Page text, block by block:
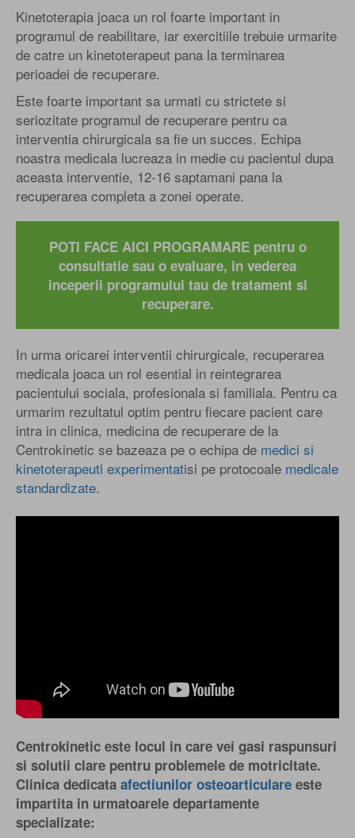
Kinetoterapia joaca un rol foarte important in
programul de reabilitare, iar exercitiile trebuie urmarite
de catre un kinetoterapeut pana la terminarea
perioadei de recuperare.
Este foarte important sa urmati cu strictete si
seriozitate programul de recuperare pentru ca
interventia chirurgicala sa fie un succes. Echipa
noastra medicala lucreaza in medie cu pacientul dupa
aceasta interventie, 12-16 saptamani pana la
recuperarea completa a zonei operate.
POTI FACE AICI PROGRAMARE pentru o
consultatie sau o evaluare, in vederea
inceperii programului tau de tratament si
recuperare.
In urma oricarei interventii chirurgicale, recuperarea
medicala joaca un rol esential in reintegrarea
pacientului sociala, profesionala si familiala. Pentru ca
urmarim rezultatul optim pentru fiecare pacient care
intra in clinica, medicina de recuperare de la
Centrokinetic se bazeaza pe o echipa de medici si
kinetoterapeuti experimentatisi pe protocoale medicale
standardizate.
Centrokinetic este locul in care vei gasi raspunsuri
si solutii clare pentru problemele de motricitate.
Clinica dedicata afectiunilor osteoarticulare este
impartita in urmatoarele departamente
specializate: